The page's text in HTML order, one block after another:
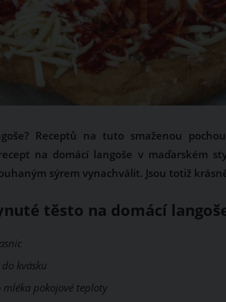
Receptů na tuto smaženou
na domácí langoše v maďarském
sýrem vynachválit. Jsou totiž
těsto na domácí
kvásku
pokojové teploty